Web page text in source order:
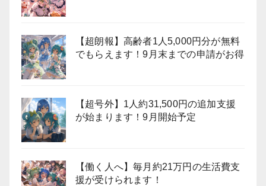
【超朗報】高齢者1人5,000円分が無料
でもらえます！9月末までの申請がお得
【超号外】1人約31,500円の追加支援
が始まります！9月開始予定
【働く人へ】毎月約21万円の生活費支
援が受けられます！